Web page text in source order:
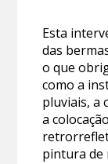
Esta
das
o que
como a
pluviais, a
a
pintura de